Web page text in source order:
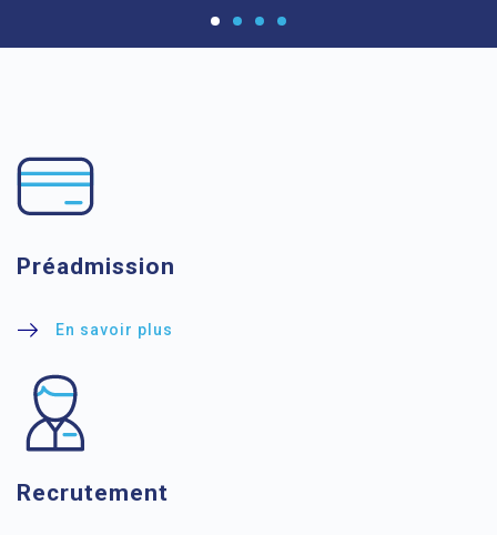
Préadmission
En savoir plus
Recrutement